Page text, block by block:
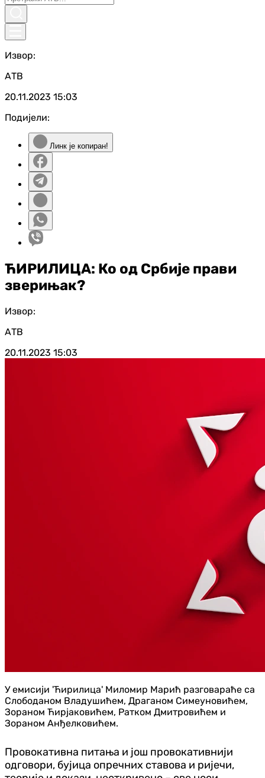
Извор:
АТВ
20.11.2023 15:03
Подијели:
Линк је копиран!
ЋИРИЛИЦА: Ко од Србије прави
зверињак?
Извор:
АТВ
20.11.2023 15:03
У емисији 'Ћирилица' Миломир Марић разговараће са
Слободаном Владушићем, Драганом Симеуновићем,
Зораном Ћирјаковићем, Ратком Дмитровићем и
Зораном Анђелковићем.
Провокативна питања и још провокативнији
одговори, бујица опречних ставова и ријечи,